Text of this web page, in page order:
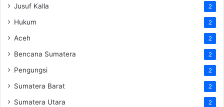
Jusuf Kalla 2
Hukum 2
Aceh 2
Bencana Sumatera 2
Pengungsi 2
Sumatera Barat 2
Sumatera Utara 2